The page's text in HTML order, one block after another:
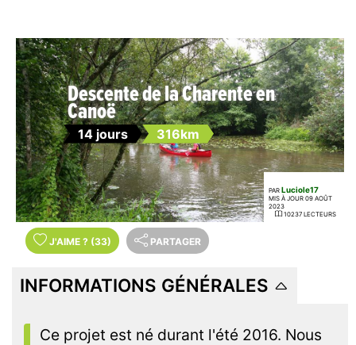
Descente de la Charente en
Canoë
14 jours 316km
PAR Luciole17
MIS À JOUR 09 AOÛT
2023
10237 LECTEURS
J'AIME ? (33) PARTAGER
INFORMATIONS GÉNÉRALES
Ce projet est né durant l'été 2016. Nous